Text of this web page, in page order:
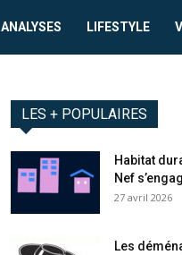
ANALYSES LIFESTYLE
LES + POPULAIRES
Habitat
Nef
27 avril 2026
Les